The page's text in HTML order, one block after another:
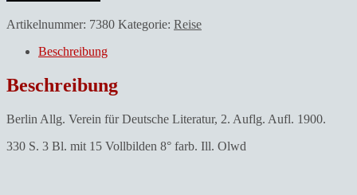
Artikelnummer: 7380 Kategorie: Reise
Beschreibung
Beschreibung
Berlin Allg. Verein für Deutsche Literatur, 2. Auflg. Aufl. 1900.
330 S. 3 Bl. mit 15 Vollbilden 8° farb. Ill. Olwd